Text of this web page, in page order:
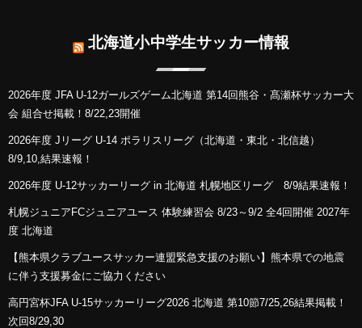
北海道小中学生サッカー情報
2026年度 JFA U-12ガールズゲーム北海道 第14回熊谷・髙瀬杯サッカー大
会 組合せ掲載！8/22,23開催
2026年度 Jリーグ U-14 ポラリスリーグ（北海道・東北・北信越）
8/9,10,結果速報！
2026年度 U-12サッカーリーグ in 北海道 札幌地区リーグ 8/9結果速報！
札幌ジュニアFCジュニアユース 体験練習会 8/23～9/2 全4回開催 2027年
度 北海道
【熊本県クラブユースサッカー連盟緊急支援のお願い】熊本県での地震
に伴う支援募金にご協力ください
高円宮杯JFA U-15サッカーリーグ2026 北海道 第10節7/25,26結果掲載！
次回8/29,30